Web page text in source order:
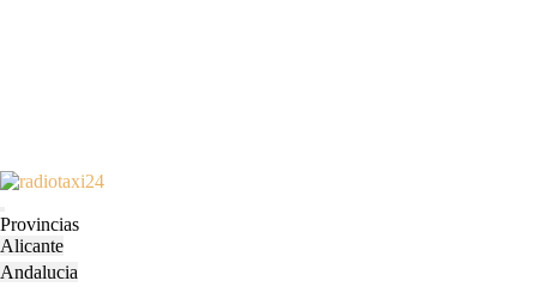
Skip
content
Open
Menu
Provincias
Alicante
Andalucia